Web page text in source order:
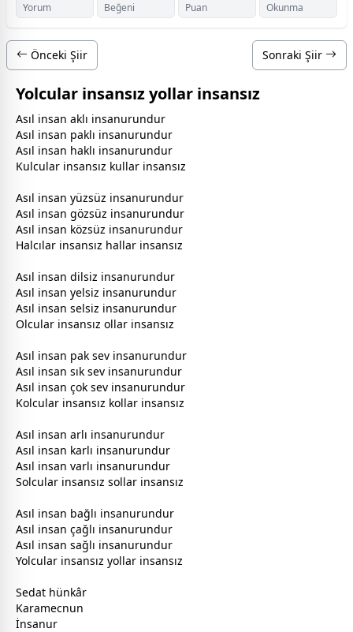
Yorum Beğeni Puan Okunma
Önceki Şiir Sonraki Şiir
Yolcular insansız yollar insansız
Asıl insan aklı insanurundur
Asıl insan paklı insanurundur
Asıl insan haklı insanurundur
Kulcular insansız kullar insansız
Asıl insan yüzsüz insanurundur
Asıl insan gözsüz insanurundur
Asıl insan közsüz insanurundur
Halcılar insansız hallar insansız
Asıl insan dilsiz insanurundur
Asıl insan yelsiz insanurundur
Asıl insan selsiz insanurundur
Olcular insansız ollar insansız
Asıl insan pak sev insanurundur
Asıl insan sık sev insanurundur
Asıl insan çok sev insanurundur
Kolcular insansız kollar insansız
Asıl insan arlı insanurundur
Asıl insan karlı insanurundur
Asıl insan varlı insanurundur
Solcular insansız sollar insansız
Asıl insan bağlı insanurundur
Asıl insan çağlı insanurundur
Asıl insan sağlı insanurundur
Yolcular insansız yollar insansız
Sedat hünkâr
Karamecnun
İnsanur